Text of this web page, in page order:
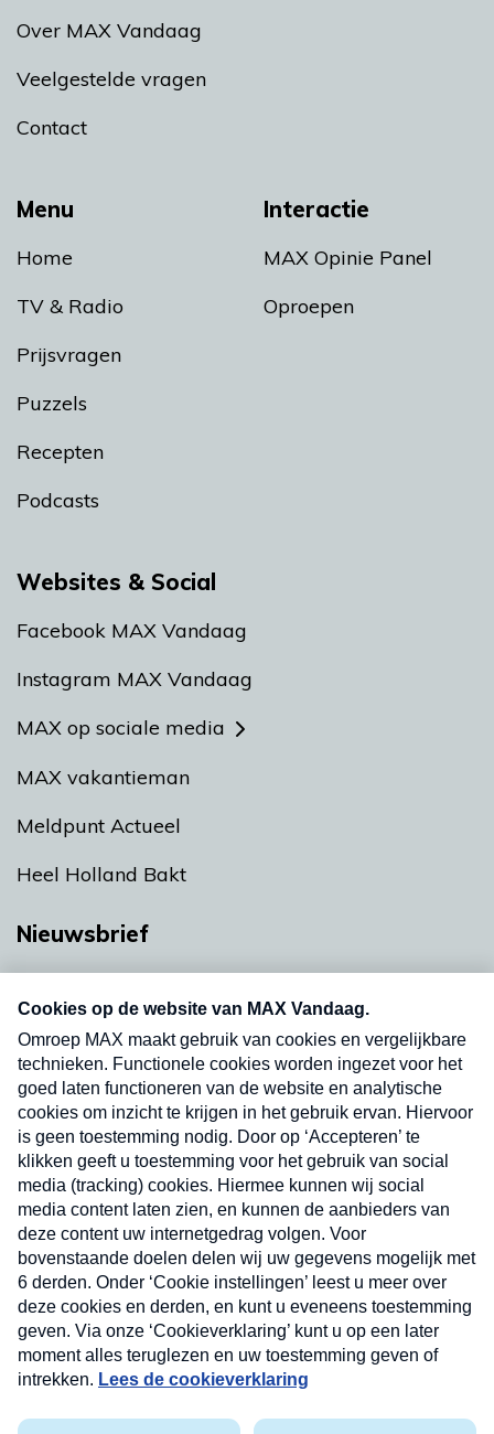
Menu
Home
TV & Radio
Prijsvragen
Puzzels
Recepten
Podcasts
Interactie
MAX Opinie Panel
Oproepen
Over MAX Vandaag
Veelgestelde vragen
Contact
Websites & Social
Facebook MAX Vandaag
Instagram MAX Vandaag
MAX op sociale media
MAX vakantieman
Meldpunt Actueel
Heel Holland Bakt
Nieuwsbrief
nieuwsbrief. Elke vrijdag- en dinsdagochtend in
uw mailbox.
Verzend
Nieuwsbrief
Neem hier een gratis abonnement op onze
nieuwsbrief. Elke vrijdag- en dinsdagochtend in uw